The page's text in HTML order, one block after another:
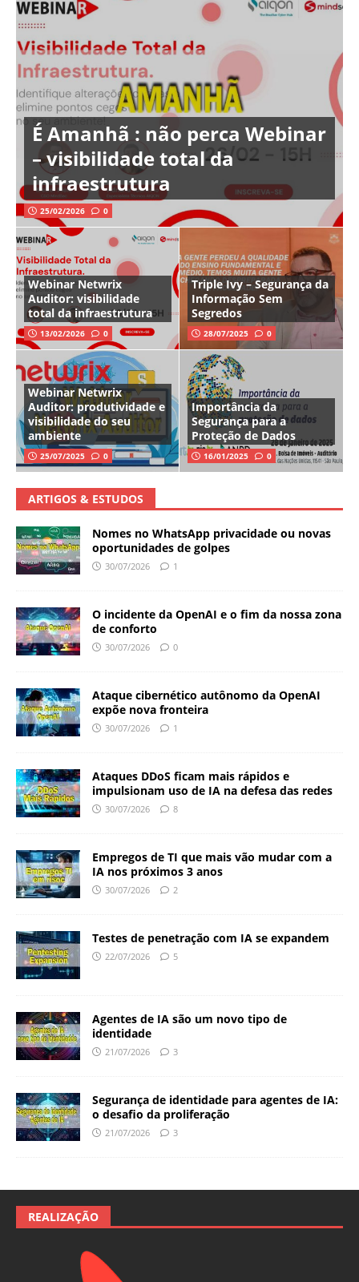
É Amanhã : não perca Webinar
– visibilidade total da
infraestrutura
25/02/2026 0
Webinar Netwrix
Auditor: visibilidade
total da infraestrutura
13/02/2026 0
Triple Ivy – Segurança da
Informação Sem
Segredos
28/07/2025 0
Webinar Netwrix
Auditor: produtividade e
visibilidade do seu
ambiente
25/07/2025 0
Importância da
Segurança para a
Proteção de Dados
16/01/2025 0
ARTIGOS & ESTUDOS
Nomes no WhatsApp privacidade ou novas
oportunidades de golpes
30/07/2026 1
O incidente da OpenAI e o fim da nossa zona
de conforto
30/07/2026 0
Ataque cibernético autônomo da OpenAI
expõe nova fronteira
30/07/2026 1
Ataques DDoS ficam mais rápidos e
impulsionam uso de IA na defesa das redes
30/07/2026 8
Empregos de TI que mais vão mudar com a
IA nos próximos 3 anos
30/07/2026 2
Testes de penetração com IA se expandem
22/07/2026 5
Agentes de IA são um novo tipo de
identidade
21/07/2026 3
Segurança de identidade para agentes de IA:
o desafio da proliferação
21/07/2026 3
REALIZAÇÃO